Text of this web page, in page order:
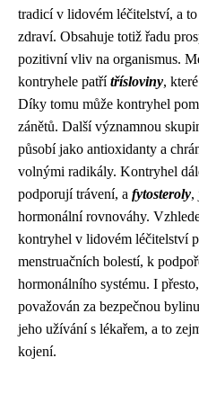
tradicí v lidovém léčitelství, a
zdraví. Obsahuje totiž řadu
pozitivní vliv na organismus.
kontryhele patřítřísloviny,
Díky tomu může kontryhel
zánětů. Další významnou
působí jako antioxidanty a
volnými radikály. Kontryhel
podporují trávení, a fytosteroly,
hormonální rovnováhy.
kontryhel v lidovém léčitelství
menstruačních bolestí, k
hormonálního systému. I
považován za bezpečnou
jeho užívání s lékařem, a to
kojení.